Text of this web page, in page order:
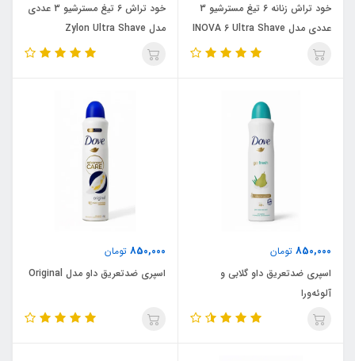
خود تراش زنانه 6 تیغ مسترشیو 3
عددی مدل INOVA 6 Ultra Shave
خود تراش 6 تیغ مسترشیو 3 عددی
مدل Zylon Ultra Shave
850,000 تومان
اسپری ضدتعریق داو گلابی و
آلوئه‌ورا
850,000 تومان
اسپری ضدتعریق داو مدل Original